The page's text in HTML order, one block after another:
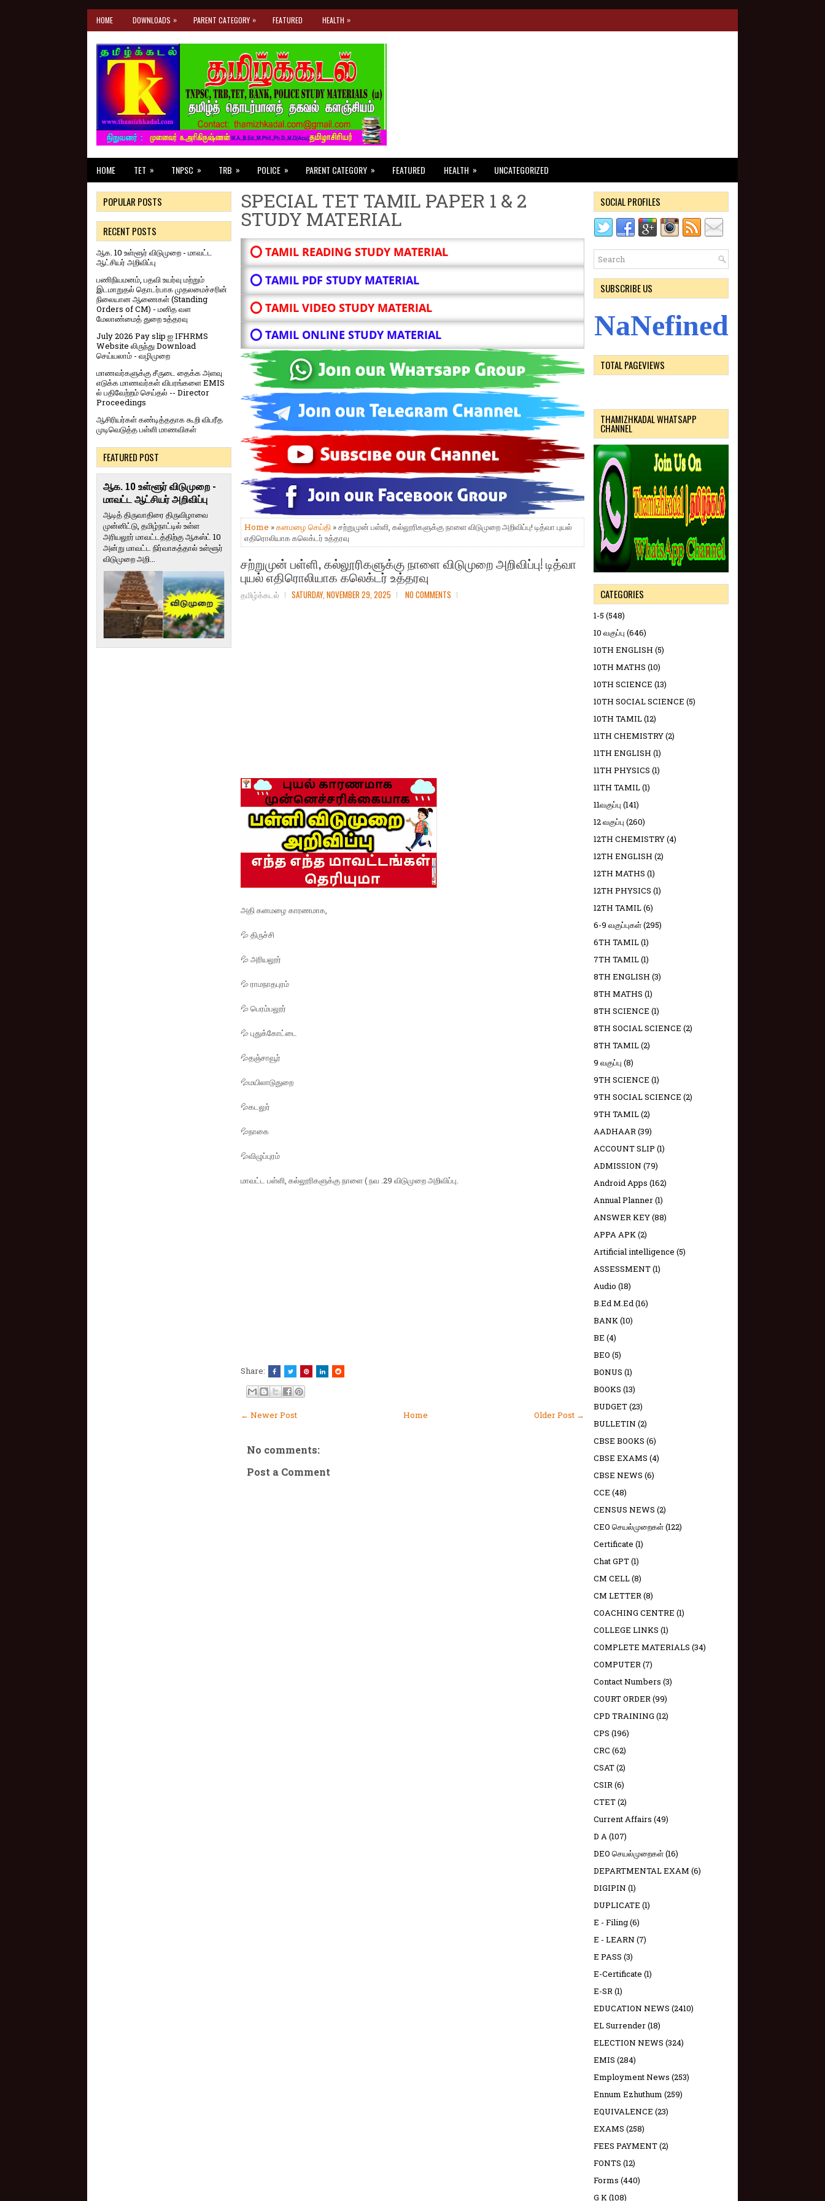
HOME DOWNLOADS » PARENT CATEGORY » FEATURED HEALTH »
HOME TET » TNPSC » TRB » POLICE » PARENT CATEGORY » FEATURED HEALTH » UNCATEGORIZED
SPECIAL TET TAMIL PAPER 1 & 2
STUDY MATERIAL
⭕ TAMIL READING STUDY MATERIAL
⭕ TAMIL PDF STUDY MATERIAL
⭕ TAMIL VIDEO STUDY MATERIAL
⭕ TAMIL ONLINE STUDY MATERIAL
Home »கனமழை செய்தி » சற்றுமுன் பள்ளி, கல்லூரிகளுக்கு நாளை விடுமுறை அறிவிப்பு! டித்வா புயல்
எதிரொலியாக கலெக்டர் உத்தரவு
சற்றுமுன் பள்ளி, கல்லூரிகளுக்கு நாளை விடுமுறை அறிவிப்பு! டித்வா
புயல் எதிரொலியாக கலெக்டர் உத்தரவு
தமிழ்க்கடல் SATURDAY, NOVEMBER 29, 2025 NO COMMENTS
அதி கனமழை காரணமாக,
💦 திருச்சி
💦 அரியலூர்
💦 ராமநாதபுரம்
💦 பெரம்பலூர்
💦 புதுக்கோட்டை
💦தஞ்சாவூர்
💦மயிலாடுதுறை
💦கடலுர்
💦நாகை
💦விழுப்புரம்
மாவட்ட பள்ளி, கல்லூரிகளுக்கு நாளை ( நவ .29 விடுமுறை அறிவிப்பு.
Share:
← Newer Post Older Post →
Home
No comments:
Post a Comment
POPULAR POSTS
RECENT POSTS
ஆக. 10 உள்ளூர் விடுமுறை - மாவட்ட
ஆட்சியர் அறிவிப்பு
பணிநியமனம், பதவி உயர்வு மற்றும்
இடமாறுதல் தொடர்பாக முதலமைச்சரின்
நிலையான ஆணைகள் (Standing
Orders of CM) - மனித வள
மேலாண்மைத் துறை உத்தரவு
July 2026 Pay slip ஐ IFHRMS
Website லிருந்து Download
செய்யலாம் - வழிமுறை
மாணவர்களுக்கு சீருடை தைக்க அளவு
எடுக்க மாணவர்கள் விபரங்களை EMIS
ல் பதிவேற்றம் செய்தல் -- Director
Proceedings
ஆசிரியர்கள் கண்டித்ததாக கூறி விபரீத
முடிவெடுத்த பள்ளி மாணவிகள்
FEATURED POST
ஆக. 10 உள்ளூர் விடுமுறை -
மாவட்ட ஆட்சியர் அறிவிப்பு
ஆடித் திருவாதிரை திருவிழாவை
முன்னிட்டு, தமிழ்நாட்டில் உள்ள
அரியலூர் மாவட்டத்திற்கு ஆகஸ்ட் 10
அன்று மாவட்ட நிர்வாகத்தால் உள்ளூர்
விடுமுறை அறி...
SOCIAL PROFILES
SUBSCRIBE US
NaNefined
TOTAL PAGEVIEWS
THAMIZHKADAL WHATSAPP
CHANNEL
CATEGORIES
1-5 (548)
10 வகுப்பு (646)
10TH ENGLISH (5)
10TH MATHS (10)
10TH SCIENCE (13)
10TH SOCIAL SCIENCE (5)
10TH TAMIL(12)
11TH CHEMISTRY(2)
11TH ENGLISH (1)
11TH PHYSICS (1)
11TH TAMIL(1)
11வகுப்பு (141)
12 வகுப்பு (260)
12TH CHEMISTRY(4)
12TH ENGLISH (2)
12TH MATHS (1)
12TH PHYSICS (1)
12TH TAMIL(6)
6-9 வகுப்புகள்(295)
6TH TAMIL(1)
7TH TAMIL(1)
8TH ENGLISH (3)
8TH MATHS (1)
8TH SCIENCE (1)
8TH SOCIAL SCIENCE (2)
8TH TAMIL(2)
9 வகுப்பு (8)
9TH SCIENCE (1)
9TH SOCIAL SCIENCE (2)
9TH TAMIL(2)
AADHAAR(39)
ACCOUNT SLIP (1)
ADMISSION (79)
Android Apps (162)
Annual Planner(1)
ANSWER KEY(88)
APPA APK(2)
Artificial intelligence (5)
ASSESSMENT(1)
Audio (18)
B.Ed M.Ed(16)
BANK(10)
BE (4)
BEO (5)
BONUS (1)
BOOKS (13)
BUDGET(23)
BULLETIN (2)
CBSE BOOKS (6)
CBSE EXAMS (4)
CBSE NEWS (6)
CCE (48)
CENSUS NEWS (2)
CEO செயல்முறைகள்(122)
Certificate (1)
Chat GPT(1)
CM CELL(8)
CM LETTER(8)
COACHING CENTRE (1)
COLLEGE LINKS (1)
COMPLETE MATERIALS (34)
COMPUTER(7)
Contact Numbers (3)
COURT ORDER(99)
CPD TRAINING (12)
CPS (196)
CRC (62)
CSAT(2)
CSIR(6)
CTET(2)
Current Affairs (49)
D A(107)
DEO செயல்முறைகள்(16)
DEPARTMENTAL EXAM (6)
DIGIPIN (1)
DUPLICATE (1)
E - Filing(6)
E - LEARN (7)
E PASS (3)
E-Certificate (1)
E-SR(1)
EDUCATION NEWS (2410)
EL Surrender(18)
ELECTION NEWS (324)
EMIS (284)
Employment News (253)
Ennum Ezhuthum (259)
EQUIVALENCE (23)
EXAMS (258)
FEES PAYMENT(2)
FONTS (12)
Forms (440)
G K(108)